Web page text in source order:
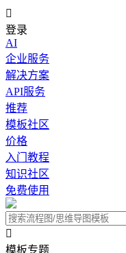

登录
AI
企业服务
解决方案
API服务
推荐
模板社区
价格
入门教程
知识社区
免费使用

模板专题